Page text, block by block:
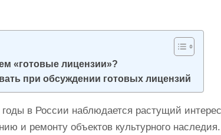
«готовые лицензии»?
при обсуждении готовых лицензий
в России наблюдается растущий
и ремонту объектов культурного наследия.